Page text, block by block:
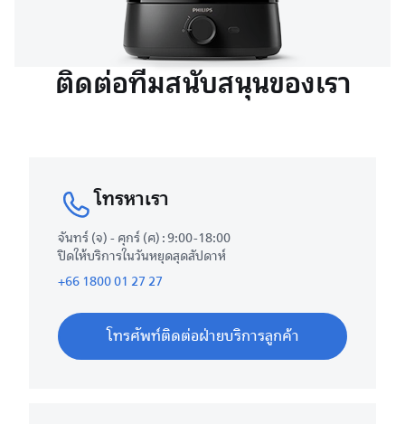
ติดต่อทีมสนับสนุนของเรา
โทรหาเรา
จันทร์ (จ) - ศุกร์ (ศ) : 9:00-18:00
ปิดให้บริการในวันหยุดสุดสัปดาห์
+66 1800 01 27 27
โทรศัพท์ติดต่อฝ่ายบริการลูกค้า